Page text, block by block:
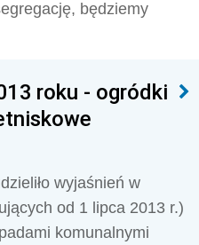
będziemy
roku - ogródki
wyjaśnień w
od 1 lipca 2013 r.)
komunalnymi